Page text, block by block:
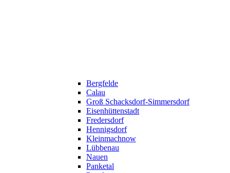
Bergfelde
Calau
Groß Schacksdorf-Simmersdorf
Eisenhüttenstadt
Fredersdorf
Hennigsdorf
Kleinmachnow
Lübbenau
Nauen
Panketal